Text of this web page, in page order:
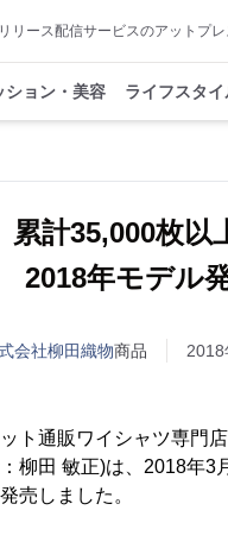
リース配信サービスのアットプレ
ション・美容 ライフスタイ
累計35,000枚以
2018年モデル
会社柳田織物商品
ト通販ワイシャツ専門
柳田 敏正)は、2018年3
売しました。